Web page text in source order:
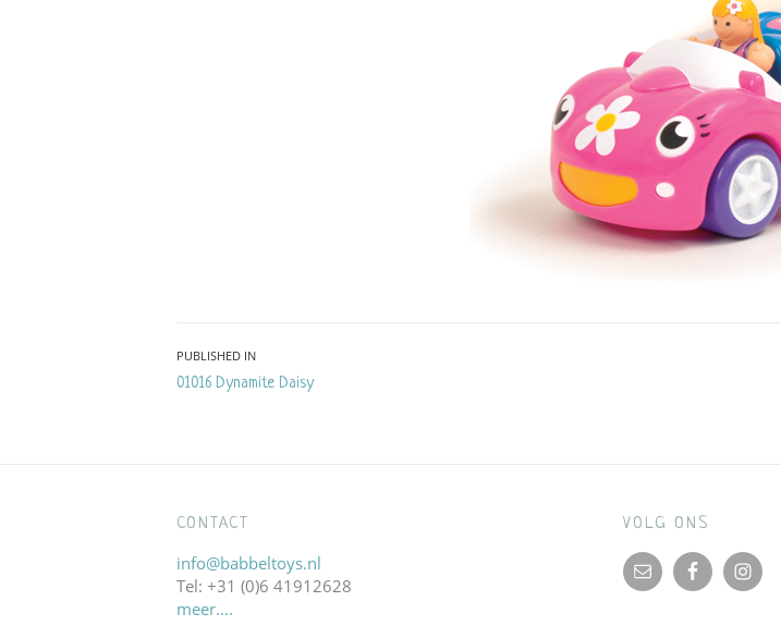
Bericht
navigatie
PUBLISHED IN
01016 Dynamite Daisy
CONTACT
info@babbeltoys.nl
Tel: +31 (0)6 41912628
meer….
VOLG ONS